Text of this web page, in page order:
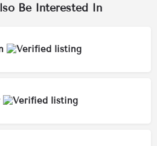
Be Interested In